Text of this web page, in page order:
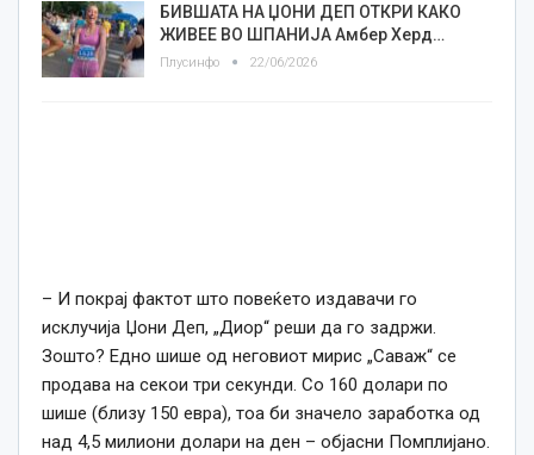
БИВШАТА НА ЏОНИ ДЕП ОТКРИ КАКО
ЖИВЕЕ ВО ШПАНИЈА Амбер Херд…
Плусинфо 22/06/2026
– И покрај фактот што повеќето издавачи го
исклучија Џони Деп, „Диор“ реши да го задржи.
Зошто? Едно шише од неговиот мирис „Саваж“ се
продава на секои три секунди. Со 160 долари по
шише (близу 150 евра), тоа би значело заработка од
над 4,5 милиони долари на ден – објасни Помплијано.